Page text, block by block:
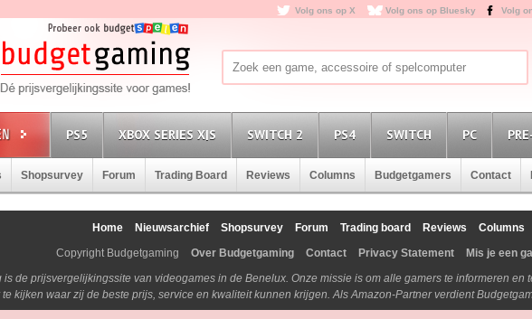
Volg ons op X Volg ons op Bluesky Volg
PS5 XBOX SERIES X|S SWITCH 2 PS4 SWITCH PC
Shopsurvey Forum Trading Board Reviews Columns Budgetgamers Contact
Home Nieuwsarchief Shopsurvey Forum Trading board Reviews Columns
Copyright Budgetgaming
Over Budgetgaming Contact Privacy Statement Mis je een
is de prijsvergelijkingssite van videogames in de Benelux. Onze missie is om alle gamers te informeren
kijken waar zij de beste prijs, service en kwaliteit kunnen krijgen. Als Amazon-Partner verdient